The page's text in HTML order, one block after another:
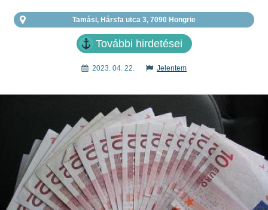
Tamási, Hársfa utca 3, 7090 Hongrie
További hirdetései
2023. 04. 22. Jelentem